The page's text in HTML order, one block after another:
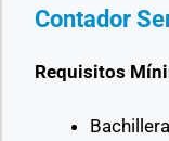
Contador
Requisitos